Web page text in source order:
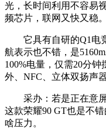
光，长时间利用不容易
频芯片，联网又快又稳。
它具有自研的Q1电竞
航表示也不错，是
100%电量，仅需20分
外、NFC、立体双扬声
采办：若是正在意屏
这款荣耀90 GT也是不
啥压力。